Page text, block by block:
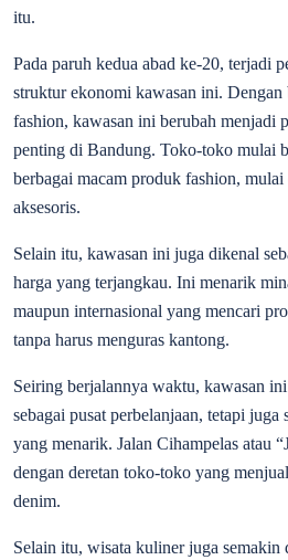
itu.
Pada paruh kedua abad ke-20, terjadi
struktur ekonomi kawasan ini. Dengan
fashion, kawasan ini berubah menjadi
penting di Bandung. Toko-toko mulai
berbagai macam produk fashion,
aksesoris.
Selain itu, kawasan ini juga dikenal
harga yang terjangkau. Ini menarik
maupun internasional yang mencari
tanpa harus menguras kantong.
Seiring berjalannya waktu, kawasan
sebagai pusat perbelanjaan, tetapi juga
yang menarik. Jalan Cihampelas atau
dengan deretan toko-toko yang
denim.
Selain itu, wisata kuliner juga semakin